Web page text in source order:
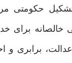
حکومتی
خالصانه برای
برابری و